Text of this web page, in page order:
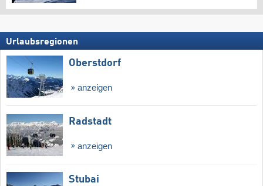
Urlaubsregionen
Oberstdorf
anzeigen
Radstadt
anzeigen
Stubai